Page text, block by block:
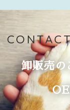
卸販売の